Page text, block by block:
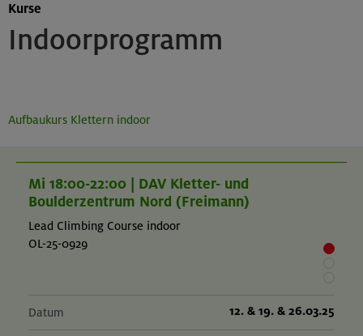
Indoorprogramm
Kurse
Aufbaukurs Klettern indoor
Mi 18:00-22:00 | DAV Kletter- und
Boulderzentrum Nord (Freimann)
Lead Climbing Course indoor
OL-25-0929
Datum 12. & 19. & 26.03.25